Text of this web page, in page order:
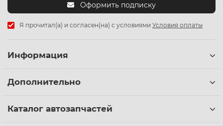
Оформить подписку
Я прочитал(а) и согласен(на) с условиями Условия оплаты
Информация
Дополнительно
Каталог автозапчастей